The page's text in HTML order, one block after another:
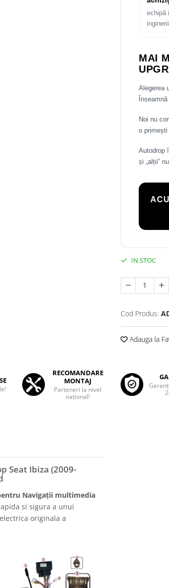
echipă
MAI
Alegerea
Înseamnă
Noi nu
o primești
Autodrop
și „alții”
IN STOC
Cod Produs:
Adauga la
RECOMANDARE
MONTAJ
Parteneri la nivel
național!
Seat Ibiza (2009-
Navigații multimedia
si sigura a unui
originala a